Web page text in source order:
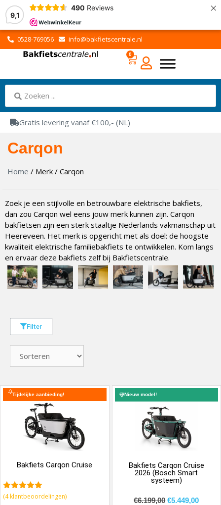
9,1
490 Reviews ×
0528-769056 info@bakfietscentrale.nl
0
Gratis levering vanaf €100,- (NL)
Carqon
Home / Merk / Carqon
Zoek je een stijlvolle en betrouwbare elektrische bakfiets,
dan zou Carqon wel eens jouw merk kunnen zijn. Carqon
bakfietsen zijn een sterk staaltje Nederlands vakmanschap uit
Heereveen. Het merk is opgericht met als doel: de hoogste
kwaliteit elektrische familiebakfiets te ontwikkelen. Kom langs
en ervaar deze bakfiets zelf bij Bakfietscentrale.
Filter
Tijdelijke aanbieding!
Bakfiets Carqon Cruise
5.00van 5
(4klantbeoordelingen)
Nieuw model!
Bakfiets Carqon Cruise
2026 (Bosch Smart
systeem)
€6.199,00 €5.449,00